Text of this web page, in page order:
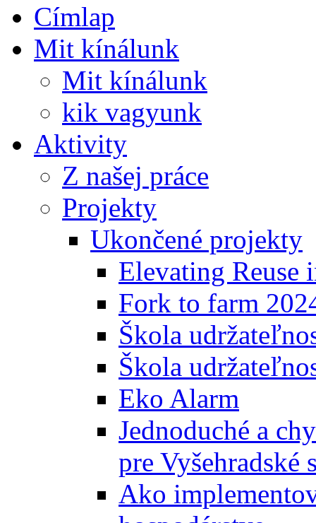
Címlap
Mit kínálunk
Mit kínálunk
kik vagyunk
Aktivity
Z našej práce
Projekty
Ukončené projekty
Elevating Reuse
Fork to farm
Škola
Škola
Eko Alarm
Jednoduché a
pre Vyšehradské
Ako